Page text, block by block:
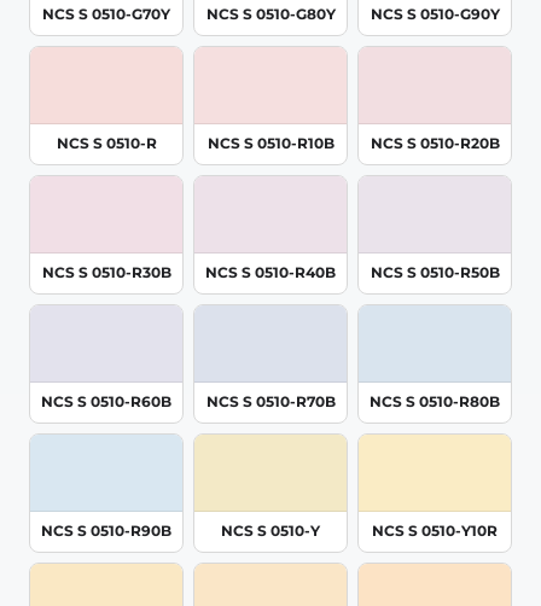
NCS S 0510-G70Y NCS S 0510-G80Y NCS S 0510-G90Y
NCS S 0510-R NCS S 0510-R10B NCS S 0510-R20B
NCS S 0510-R30B NCS S 0510-R40B NCS S 0510-R50B
NCS S 0510-R60B NCS S 0510-R70B NCS S 0510-R80B
NCS S 0510-R90B NCS S 0510-Y NCS S 0510-Y10R